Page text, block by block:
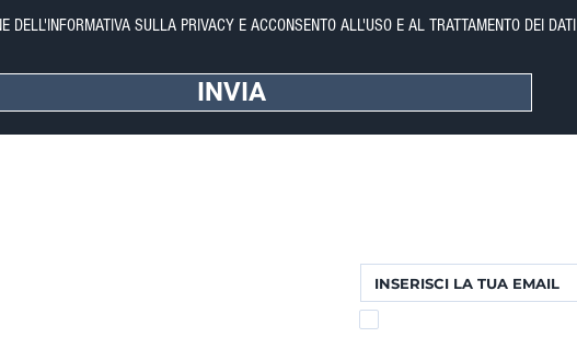
DELL'INFORMATIVA SULLA PRIVACY E ACCONSENTO ALL'USO E AL TRATTAMENTO DEI DATI
INVIA